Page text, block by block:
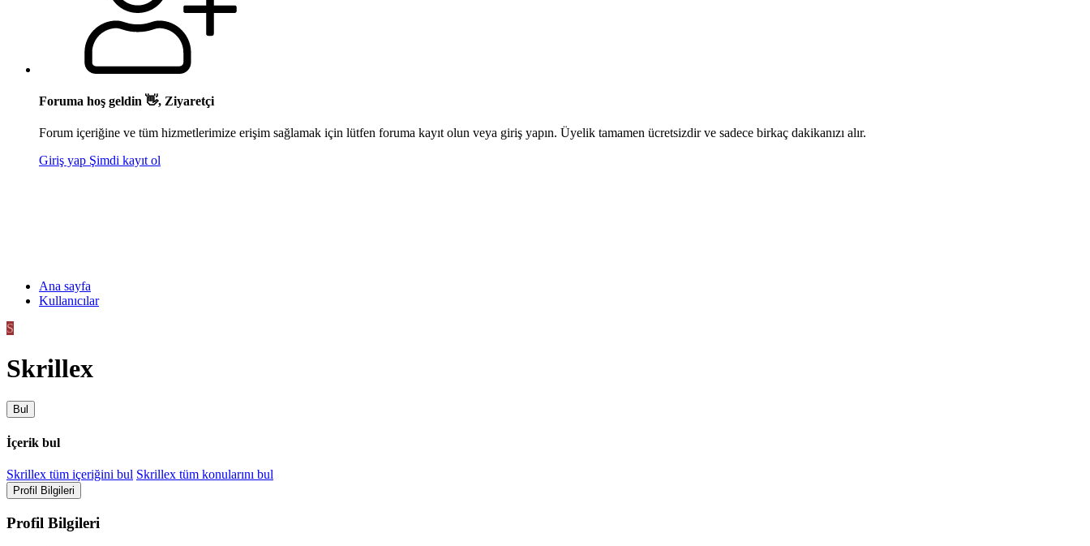
Foruma hoş geldin 👋, Ziyaretçi
Forum içeriğine ve tüm hizmetlerimize erişim sağlamak için lütfen foruma kayıt olun veya giriş yapın. Üyelik tamamen ücretsizdir ve sadece birkaç dakikanızı alır.
Giriş yap Şimdi kayıt ol
Ana sayfa
Kullanıcılar
S
Skrillex
Bul
İçerik bul
Skrillex tüm içeriğini bul Skrillex tüm konularını bul
Profil Bilgileri
Profil Bilgileri